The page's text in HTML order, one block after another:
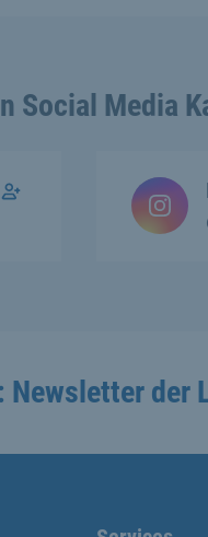
Social Media
Newsletter der